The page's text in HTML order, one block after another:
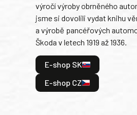
výročí výroby obrněného
jsme si dovolili vydat knihu
a výrobě pancéřových
Škoda v letech 1919 až 1936.
E-shop SK
E-shop CZ